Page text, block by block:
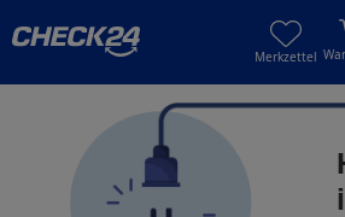
Merkzettel